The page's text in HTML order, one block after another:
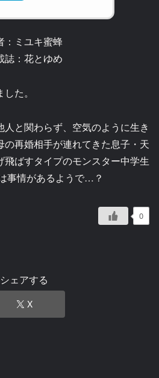
：ミユキ蜜蜂
誌：花とゆめ
た。
と関わらず、空気のように生き
の再婚相手が連れてきた息子・天
ばすタイプのモンスター中学生
事情があるようで…？
0
シェアする
X